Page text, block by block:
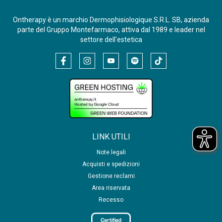
Ontherapy è un marchio Dermophisiologique S.R.L. SB, azienda
parte del Gruppo Montefarmaco, attiva dal 1989 e leader nel
settore dell'estetica
LINK UTILI
Note legali
Acquisti e spedizioni
Gestione reclami
Area riservata
Recesso